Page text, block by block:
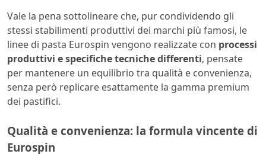
Vale la pena sottolineare che, pur condividendo gli
stessi stabilimenti produttivi dei marchi più famosi, le
linee di pasta Eurospin vengono realizzate con processi
produttivi e specifiche tecniche differenti, pensate
per mantenere un equilibrio tra qualità e convenienza,
senza però replicare esattamente la gamma premium
dei pastifici.
Qualità e convenienza: la formula vincente di
Eurospin